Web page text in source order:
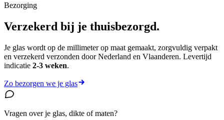
Bezorging
Verzekerd bij je thuisbezorgd.
Je glas wordt op de millimeter op maat gemaakt, zorgvuldig verpakt
en verzekerd verzonden door Nederland en Vlaanderen. Levertijd
indicatie 2-3 weken.
Zo bezorgen we je glas
Vragen over je glas, dikte of maten?